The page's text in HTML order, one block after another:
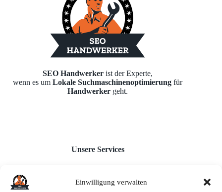
Einwilligung verwalten
SEO Handwerker ist der Experte,
wenn es umLokale Suchmaschinenoptimierung für
Handwerker geht.
Unsere Services
Webseiten für Handwerker